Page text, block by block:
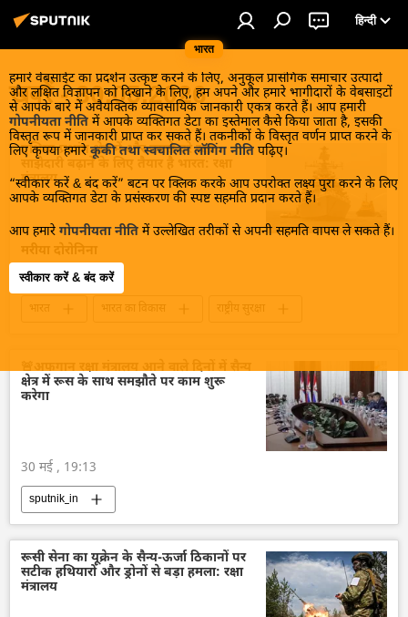
भारत
हिन्दी
हमारे वेबसाईट का प्रदर्शन उत्कृष्ट करने के लिए, अनुकूल प्रासंगिक समाचार उत्पादों
और लक्षित विज्ञापन को दिखाने के लिए, हम अपने और हमारे भागीदारों के वेबसाइटों
से आपके बारे में अवैयक्तिक व्यावसायिक जानकारी एकत्र करते हैं। आप हमारी
गोपनीयता नीति में आपके व्यक्तिगत डेटा का इस्तेमाल कैसे किया जाता है, इसकी
विस्तृत रूप में जानकारी प्राप्त कर सकते हैं। तकनीकों के विस्तृत वर्णन प्राप्त करने के
लिए कृपया हमारे कूकी तथा स्वचालित लॉगिंग नीति पढ़िए।
“स्वीकार करें & बंद करें” बटन पर क्लिक करके आप उपरोक्त लक्ष्य पुरा करने के लिए
आपके व्यक्तिगत डेटा के प्रसंस्करण की स्पष्ट सहमति प्रदान करते हैं।
आप हमारे गोपनीयता नीति में उल्लेखित तरीकों से अपनी सहमति वापस ले सकते हैं।
स्वीकार करें & बंद करें
खबरें - 30.05.2026
एशिया-प्रशांत क्षेत्र में और उससे परे रक्षा
साझेदारी बढ़ाने के लिए तैयार है भारत: रक्षा
मंत्रालय
मरीया दोरोनिना
30 मई , 19:37
भारत भारत का विकास
राष्ट्रीय सुरक्षा
🚨अफगान रक्षा मंत्रालय आने वाले दिनों में सैन्य
क्षेत्र में रूस के साथ समझौते पर काम शुरू
करेगा
30 मई , 19:13
sputnik_in
रूसी सेना का यूक्रेन के सैन्य-ऊर्जा ठिकानों पर
सटीक हथियारों और ड्रोनों से बड़ा हमला: रक्षा
मंत्रालय